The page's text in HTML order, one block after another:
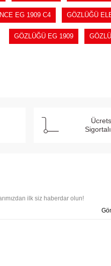
EG 1909 C4 GÖZLÜĞÜ
GÖZLÜĞÜ EG 1909
ilk siz haberdar olun!